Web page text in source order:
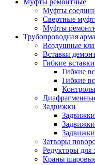
Муфты ремонтные
Муфты
Свертные
Муфты
Трубопроводная
Воздушные
Вставки
Гибкие
Гибкие
Гибкие
Задвижки
Затворы
Редукторы для
Краны